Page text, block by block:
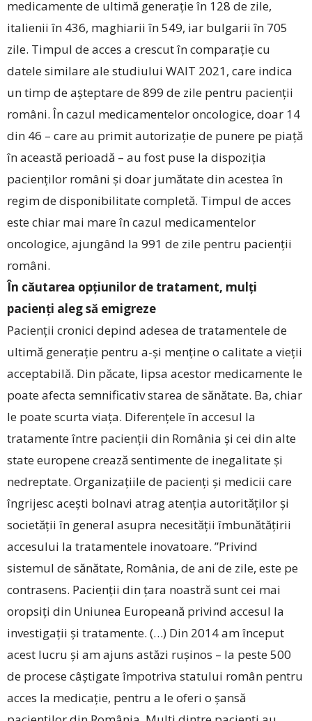
medicamente de ultimă generație în 128 de zile,
italienii în 436, maghiarii în 549, iar bulgarii în 705
zile. Timpul de acces a crescut în comparație cu
datele similare ale studiului WAIT 2021, care indica
un timp de așteptare de 899 de zile pentru pacienții
români. În cazul medicamentelor oncologice, doar 14
din 46 – care au primit autorizație de punere pe piață
în această perioadă – au fost puse la dispoziția
pacienților români și doar jumătate din acestea în
regim de disponibilitate completă. Timpul de acces
este chiar mai mare în cazul medicamentelor
oncologice, ajungând la 991 de zile pentru pacienții
români.
În căutarea opțiunilor de tratament, mulți
pacienți aleg să emigreze
Pacienții cronici depind adesea de tratamentele de
ultimă generație pentru a-și menține o calitate a vieții
acceptabilă. Din păcate, lipsa acestor medicamente le
poate afecta semnificativ starea de sănătate. Ba, chiar
le poate scurta viața. Diferențele în accesul la
tratamente între pacienții din România și cei din alte
state europene crează sentimente de inegalitate și
nedreptate. Organizațiile de pacienți și medicii care
îngrijesc acești bolnavi atrag atenția autorităților și
societății în general asupra necesității îmbunătățirii
accesului la tratamentele inovatoare. ”Privind
sistemul de sănătate, România, de ani de zile, este pe
contrasens. Pacienții din țara noastră sunt cei mai
oropsiți din Uniunea Europeană privind accesul la
investigații și tratamente. (…) Din 2014 am început
acest lucru și am ajuns astăzi rușinos – la peste 500
de procese câștigate împotriva statului român pentru
acces la medicație, pentru a le oferi o șansă